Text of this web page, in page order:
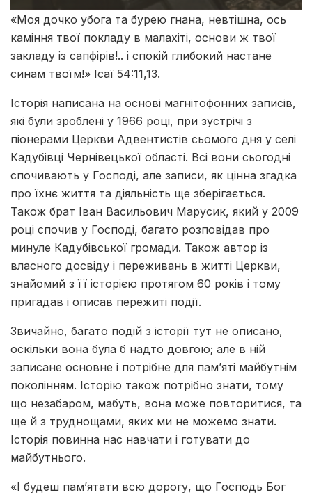
«Моя дочко убога та бурею гнана, невтішна, ось
каміння твої покладу в малахіті, основи ж твої
закладу із сапфірів!.. і спокій глибокий настане
синам твоїм!» Ісаї 54:11,13.
Історія написана на основі магнітофонних записів,
які були зроблені у 1966 році, при зустрічі з
піонерами Церкви Адвентистів сьомого дня у селі
Кадубівці Чернівецької області. Всі вони сьогодні
спочивають у Господі, але записи, як цінна згадка
про їхнє життя та діяльність ще зберігається.
Також брат Іван Васильович Марусик, який у 2009
році спочив у Господі, багато розповідав про
минуле Кадубівської громади. Також автор із
власного досвіду і переживань в житті Церкви,
знайомий з її історією протягом 60 років і тому
пригадав і описав пережиті події.
Звичайно, багато подій з історії тут не описано,
оскільки вона була б надто довгою; але в ній
записане основне і потрібне для пам’яті майбутнім
поколінням. Історію також потрібно знати, тому
що незабаром, мабуть, вона може повторитися, та
ще й з труднощами, яких ми не можемо знати.
Історія повинна нас навчати і готувати до
майбутнього.
«І будеш пам’ятати всю дорогу, що Господь Бог